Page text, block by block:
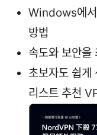
Windows에서
방법
속도와 보안을
초보자도 쉽게
리스트 추천